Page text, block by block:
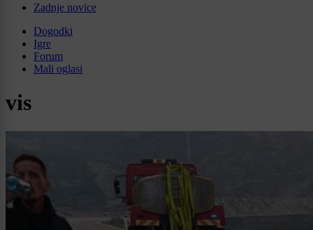
Zadnje novice
Dogodki
Igre
Forum
Mali oglasi
vis